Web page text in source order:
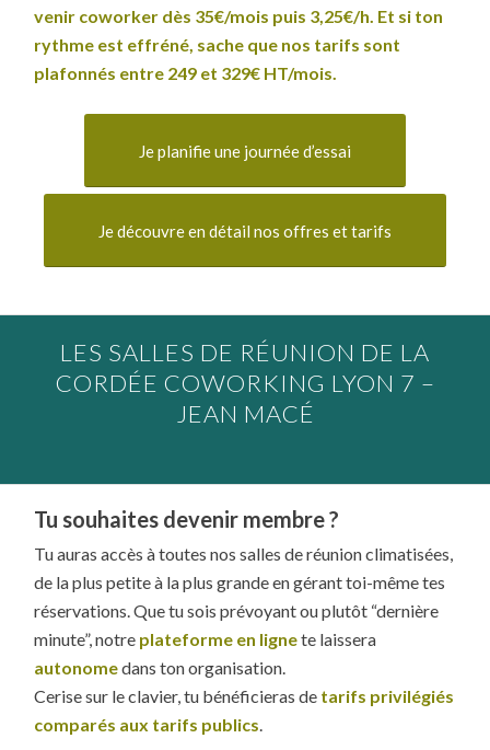
venir coworker dès 35€/mois puis 3,25€/h. Et si ton
rythme est effréné, sache que nos tarifs sont
plafonnés entre 249 et 329€ HT/mois.
Je planifie une journée d’essai
Je découvre en détail nos offres et tarifs
LES SALLES DE RÉUNION DE LA
CORDÉE COWORKING LYON 7 –
JEAN MACÉ
Tu souhaites devenir membre ?
Tu auras accès à toutes nos salles de réunion climatisées,
de la plus petite à la plus grande en gérant toi-même tes
réservations. Que tu sois prévoyant ou plutôt “dernière
minute”, notre plateforme en lignete laissera
autonomedans ton organisation.
Cerise sur le clavier, tu bénéficieras de tarifs privilégiés
comparés aux tarifs publics.